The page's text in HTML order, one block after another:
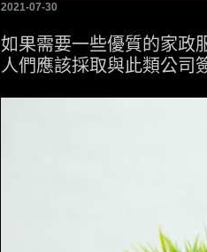
2021-07-30
如果需要一些優質的家政
人們應該採取與此類公司